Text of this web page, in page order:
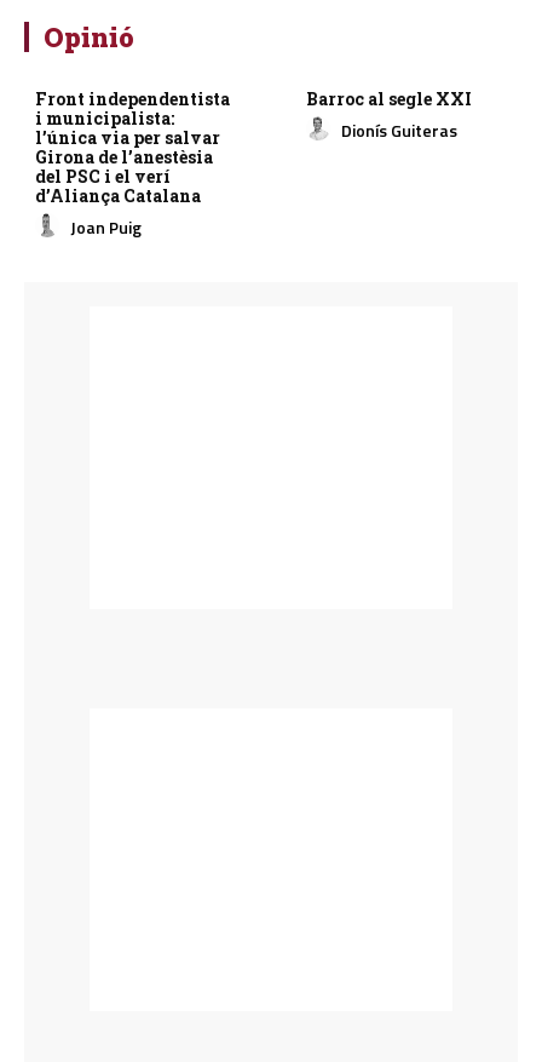
Opinió
Front independentista
i municipalista:
l’única via per salvar
Girona de l’anestèsia
del PSC i el verí
d’Aliança Catalana
Joan Puig
Barroc al segle XXI
Dionís Guiteras